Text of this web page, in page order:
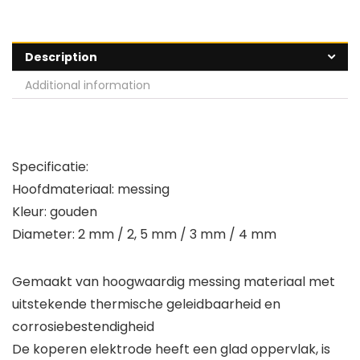
Description
Additional information
Specificatie:
Hoofdmateriaal: messing
Kleur: gouden
Diameter: 2 mm / 2, 5 mm / 3 mm / 4 mm
Gemaakt van hoogwaardig messing materiaal met
uitstekende thermische geleidbaarheid en
corrosiebestendigheid
De koperen elektrode heeft een glad oppervlak, is